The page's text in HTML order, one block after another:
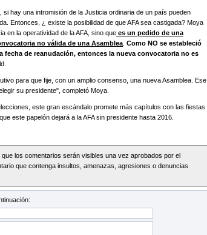
hay una intromisión de la Justicia ordinaria de un país pueden
Entonces, ¿ existe la posibilidad de que AFA sea castigada? Moya
en la operatividad de la AFA, sino que es un pedido de una
no válida de una Asamblea Como NO se estableció
de reanudación, entonces la nueva convocatoria no es
para que fije, con un amplio consenso, una nueva Asamblea. Ese
su presidente", completó Moya.
este gran escándalo promete más capítulos con las fiestas
este papelón dejará a la AFA sin presidente hasta 2016.
los comentarios serán visibles una vez aprobados por el
que contenga insultos, amenazas, agresiones o denuncias